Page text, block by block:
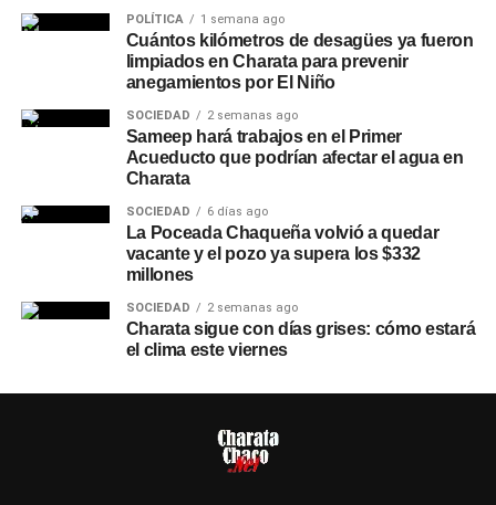
POLÍTICA 1 semana ago
Cuántos kilómetros de desagües ya fueron
limpiados en Charata para prevenir
anegamientos por El Niño
SOCIEDAD 2 semanas ago
Sameep hará trabajos en el Primer
Acueducto que podrían afectar el agua en
Charata
SOCIEDAD 6 días ago
La Poceada Chaqueña volvió a quedar
vacante y el pozo ya supera los $332
millones
SOCIEDAD 2 semanas ago
Charata sigue con días grises: cómo estará
el clima este viernes